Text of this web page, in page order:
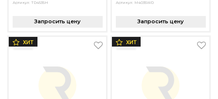
Артикул: TD4535H
Запросить цену
Артикул: M4035WD
Запросить цену
ХИТ ХИТ